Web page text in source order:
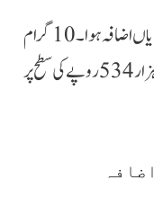
اسی طرح 10 گرام سونے کی قیمت میں بھی نمایاں اضافہ ہوا۔ 10 گرام
سونا 2 ہزار 306 روپے مہنگا ہو کر 3 لاکھ 89 ہزار 534 روپے کی سطح پر